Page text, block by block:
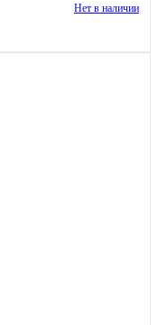
Нет в наличии